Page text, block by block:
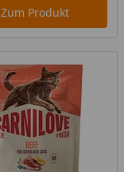
Zum Produkt